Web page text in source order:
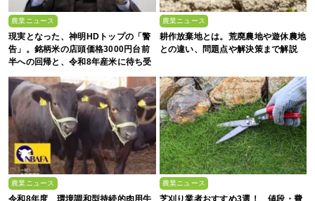
農業ニュース
現実となった、神明HDトップの「警
告」。銘柄米の店頭価格3000円台前
半への回帰と、令和8年産米に待ち受
農業ニュース
耕作放棄地とは。荒廃農地や遊休農地
との違い、問題点や解決策まで解説
農業ニュース 農業ニュース